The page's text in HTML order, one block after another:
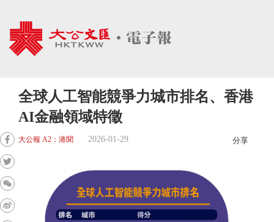
全球人工智能競爭力城市排名、香港
AI金融領域特徵
大公報 A2：港聞 2026-01-29 分享